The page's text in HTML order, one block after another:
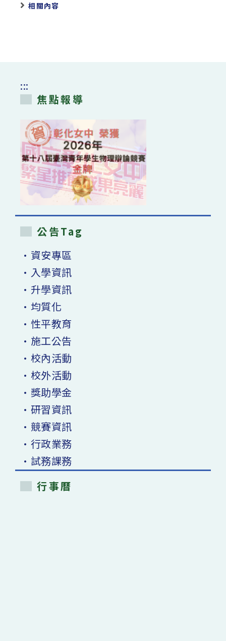
相關內容
:::
焦點報導
公告Tag
•資安專區
•入學資訊
•升學資訊
•均質化
•性平教育
•施工公告
•校內活動
•校外活動
•獎助學金
•研習資訊
•競賽資訊
•行政業務
•試務課務
行事曆